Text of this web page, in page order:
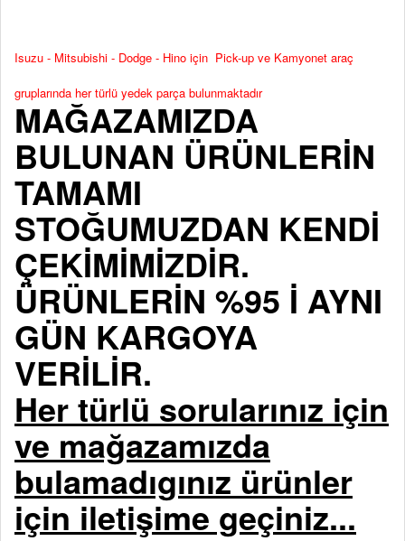
Isuzu - Mitsubishi - Dodge - Hino için Pick-up ve Kamyonet araç
gruplarında her türlü yedek parça bulunmaktadır
MAĞAZAMIZDA
BULUNAN ÜRÜNLERİN
TAMAMI
STOĞUMUZDAN KENDİ
ÇEKİMİMİZDİR.
ÜRÜNLERİN %95 İ AYNI
GÜN KARGOYA
VERİLİR.
Her türlü sorularınız için
ve mağazamızda
bulamadıgınız ürünler
için iletişime geçiniz...